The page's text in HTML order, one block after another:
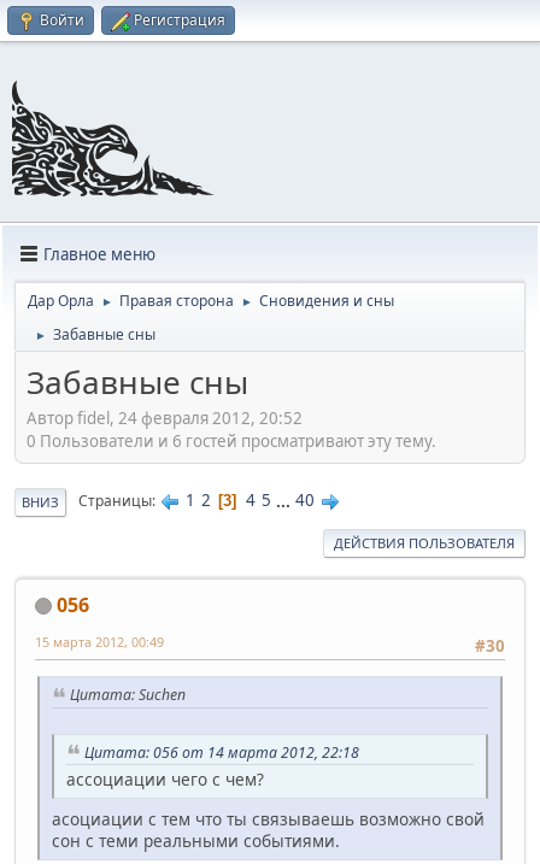
Войти Регистрация
Главное меню
Дар Орла ► Правая сторона ► Сновидения и сны
► Забавные сны
Забавные сны
Автор fidel, 24 февраля 2012, 20:52
0 Пользователи и 6 гостей просматривают эту тему.
ВНИЗ Страницы 1 2 3 4 5 ... 40
ДЕЙСТВИЯ ПОЛЬЗОВАТЕЛЯ
056
#30
15 марта 2012, 00:49
Цитата: Suchen
Цитата: 056 от 14 марта 2012, 22:18
ассоциации чего с чем?
асоциации с тем что ты связываешь возможно свой
сон с теми реальными событиями.